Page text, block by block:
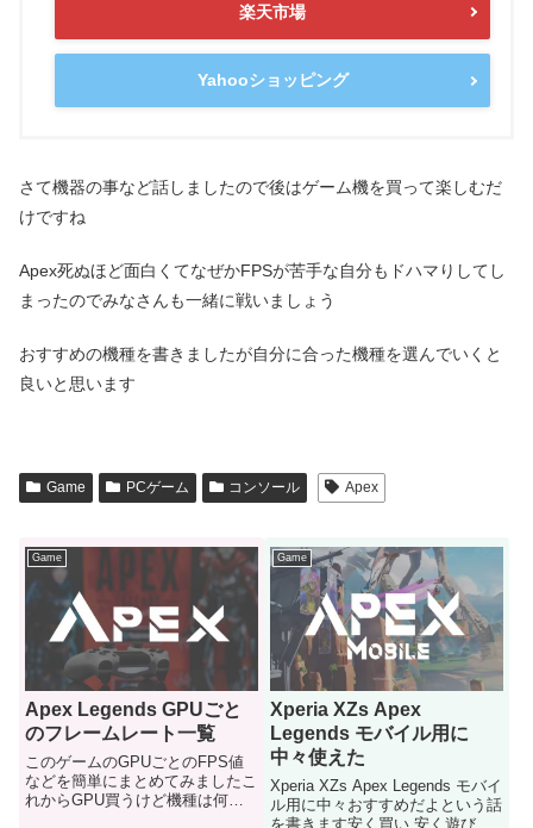
楽天市場
Yahooショッピング
さて機器の事など話しましたので後はゲーム機を買って楽しむだ
けですね
Apex死ぬほど面白くてなぜかFPSが苦手な自分もドハマりしてし
まったのでみなさんも一緒に戦いましょう
おすすめの機種を書きましたが自分に合った機種を選んでいくと
良いと思います
Game PCゲーム コンソール Apex
Game
Apex Legends GPUごと
のフレームレート一覧
このゲームのGPUごとのFPS値
などを簡単にまとめてみましたこ
れからGPU買うけど機種は何に
Game
Xperia XZs Apex
Legends モバイル用に
中々使えた
Xperia XZs Apex Legends モバイ
ル用に中々おすすめだよという話
を書きます安く買い 安く遊び 安